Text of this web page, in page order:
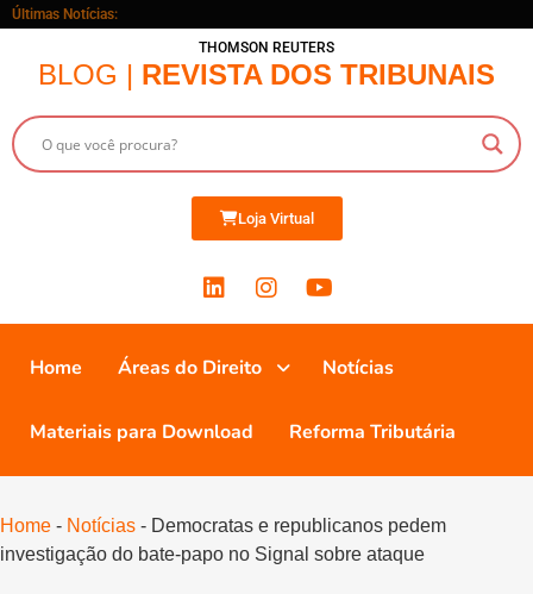
Últimas Notícias:
THOMSON REUTERS
BLOG | REVISTA DOS TRIBUNAIS
Loja Virtual
Home Áreas do Direito Notícias
Materiais para Download Reforma Tributária
Home - Notícias - Democratas e republicanos pedem
investigação do bate-papo no Signal sobre ataque